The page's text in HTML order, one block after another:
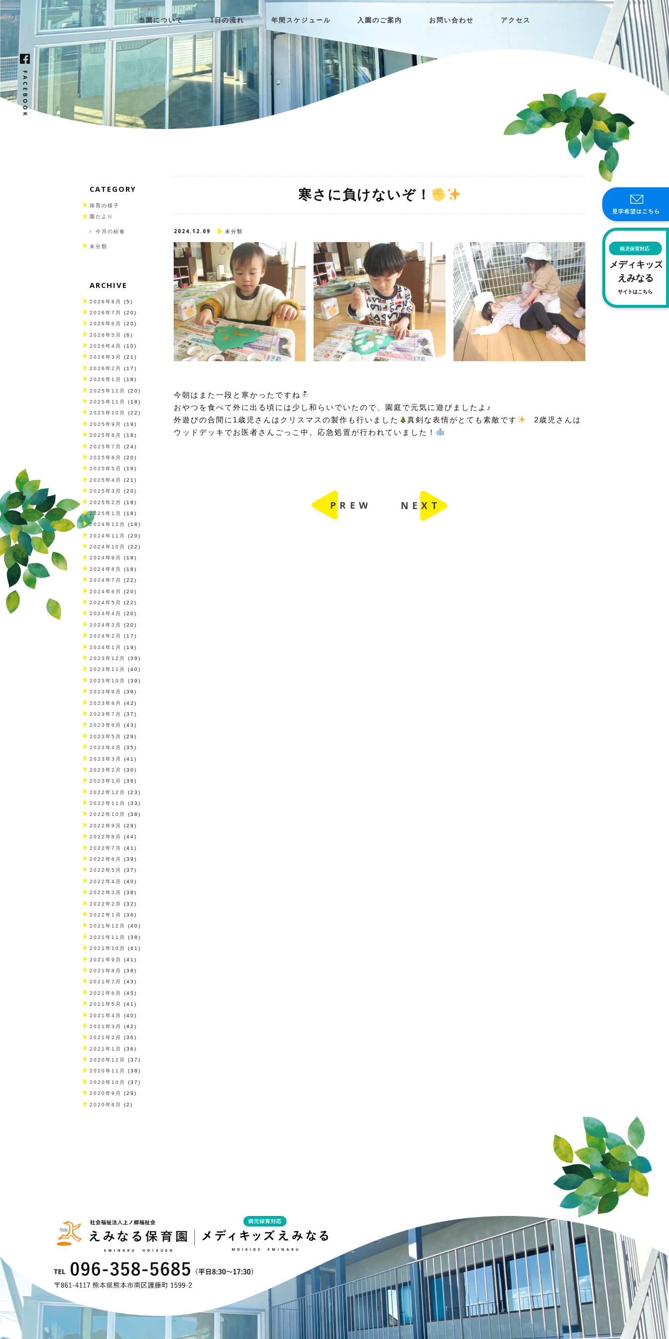
当園について 1日の流れ 年間スケジュール 入園のご案内 お問い合わせ アクセス
寒さに負けないぞ！
2024.12.09 未分類
今朝はまた一段と寒かったですね
おやつを食べて外に出る頃には少し和らいでいたので、園庭で元気に遊びましたよ♪
外遊びの合間に1歳児さんはクリスマスの製作も行いました
真剣な表情がとても素敵です
2歳児さんは
ウッドデッキでお医者さんごっこ中。応急処置が行われていました！
CATEGORY
保育の様子
園だより
今月の給食
未分類
ARCHIVE
2026年8月 (5)
2026年7月 (20)
2026年6月 (20)
2026年5月 (6)
2026年4月 (10)
2026年3月 (21)
2026年2月 (17)
2026年1月 (18)
2025年12月 (20)
2025年11月 (18)
2025年10月 (22)
2025年9月 (19)
2025年8月 (18)
2025年7月 (24)
2025年6月 (20)
2025年5月 (19)
2025年4月 (21)
2025年3月 (20)
2025年2月 (18)
2025年1月 (18)
2024年12月 (18)
2024年11月 (20)
2024年10月 (22)
2024年9月 (19)
2024年8月 (18)
2024年7月 (22)
2024年6月 (20)
2024年5月 (22)
2024年4月 (20)
2024年3月 (20)
2024年2月 (17)
2024年1月 (19)
2023年12月 (39)
2023年11月 (40)
2023年10月 (39)
2023年9月 (39)
2023年8月 (42)
2023年7月 (37)
2023年6月 (43)
2023年5月 (29)
2023年4月 (35)
2023年3月 (41)
2023年2月 (30)
2023年1月 (36)
2022年12月 (23)
2022年11月 (33)
2022年10月 (38)
2022年9月 (29)
2022年8月 (44)
2022年7月 (41)
2022年6月 (39)
2022年5月 (37)
2022年4月 (40)
2022年3月 (38)
2022年2月 (32)
2022年1月 (36)
2021年12月 (40)
2021年11月 (38)
2021年10月 (41)
2021年9月 (41)
2021年8月 (38)
2021年7月 (43)
2021年6月 (45)
2021年5月 (41)
2021年4月 (40)
2021年3月 (42)
2021年2月 (36)
2021年1月 (36)
2020年12月 (37)
2020年11月 (38)
2020年10月 (37)
2020年9月 (29)
2020年8月 (2)